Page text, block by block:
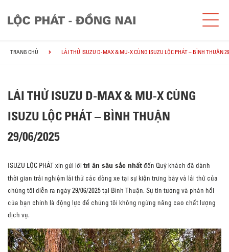
TRANG CHỦ LÁI THỬ ISUZU D-MAX & MU-X CÙNG ISUZU LỘC PHÁT – BÌNH THUẬN
LÁI THỬ ISUZU D-MAX & MU-X CÙNG
ISUZU LỘC PHÁT – BÌNH THUẬN
29/06/2025
ISUZU LỘC PHÁT xin gửi lời tri ân sâu sắc nhấtđến Quý khách đã dành
thời gian trải nghiệm lái thử các dòng xe tại sự kiện trưng bày và lái thử của
chúng tôi diễn ra ngày 29/06/2025 tại Bình Thuận. Sự tin tưởng và phản hồi
của bạn chính là động lực để chúng tôi không ngừng nâng cao chất lượng
dịch vụ.